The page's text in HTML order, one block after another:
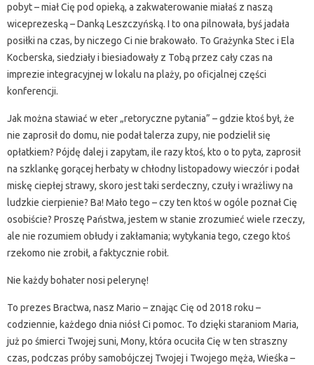
pobyt – miał Cię pod opieką, a zakwaterowanie miałaś z naszą
wiceprezeską – Danką Leszczyńską. I to ona pilnowała, byś jadała
posiłki na czas, by niczego Ci nie brakowało. To Grażynka Stec i Ela
Kocberska, siedziały i biesiadowały z Tobą przez cały czas na
imprezie integracyjnej w lokalu na plaży, po oficjalnej części
konferencji.
Jak można stawiać w eter „retoryczne pytania” – gdzie ktoś był, że
nie zaprosił do domu, nie podał talerza zupy, nie podzielił się
opłatkiem? Pójdę dalej i zapytam, ile razy ktoś, kto o to pyta, zaprosił
na szklankę gorącej herbaty w chłodny listopadowy wieczór i podał
miskę ciepłej strawy, skoro jest taki serdeczny, czuły i wrażliwy na
ludzkie cierpienie? Ba! Mało tego – czy ten ktoś w ogóle poznał Cię
osobiście? Proszę Państwa, jestem w stanie zrozumieć wiele rzeczy,
ale nie rozumiem obłudy i zakłamania; wytykania tego, czego ktoś
rzekomo nie zrobił, a faktycznie robił.
Nie każdy bohater nosi pelerynę!
To prezes Bractwa, nasz Mario – znając Cię od 2018 roku –
codziennie, każdego dnia niósł Ci pomoc. To dzięki staraniom Maria,
już po śmierci Twojej suni, Mony, która ocuciła Cię w ten straszny
czas, podczas próby samobójczej Twojej i Twojego męża, Wieśka –